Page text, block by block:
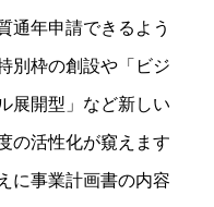
通年申請できるよう
別枠の創設や「ビジ
展開型」など新しい
の活性化が窺えます
に事業計画書の内容